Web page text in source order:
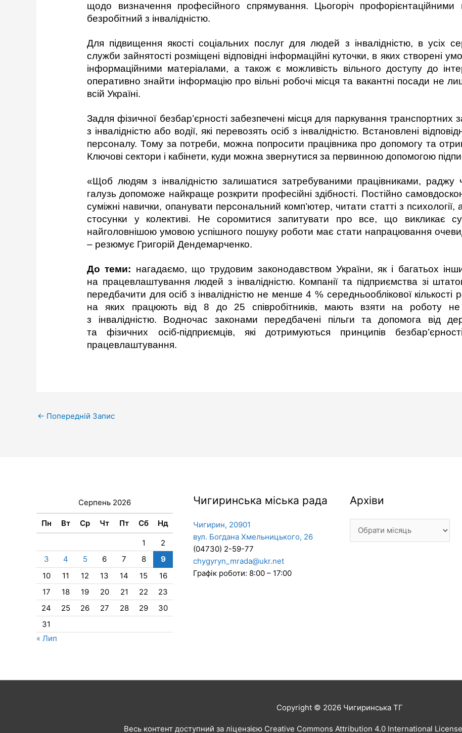
щодо визначення професійного спрямування. Цьогоріч
безробітний з інвалідністю.
Для підвищення якості соціальних послуг для людей з інвалідністю, в усіх
служби зайнятості розміщені відповідні інформаційні куточки, в яких створені
інформаційними матеріалами, а також є можливість вільного доступу до
оперативно знайти інформацію про вільні робочі місця та вакантні посади не
всій Україні.
Задля фізичної безбар’єрності забезпечені місця для паркування транспортних
з інвалідністю або водії, які перевозять осіб з інвалідністю. Встановлені
персоналу. Тому за потреби, можна попросити працівника про допомогу та
Ключові сектори і кабінети, куди можна звернутися за первинною допомогою
«Щоб людям з інвалідністю залишатися затребуваними працівниками, раджу
галузь допоможе найкраще розкрити професійні здібності. Постійно
суміжні навички, опанувати персональний комп’ютер, читати статті з
стосунки у колективі. Не соромитися запитувати про все, що викликає
найголовнішою умовою успішного пошуку роботи має стати напрацювання
– резюмує Григорій Дендемарченко.
До теми: нагадаємо, що трудовим законодавством України, як і багатьох
на працевлаштування людей з інвалідністю. Компанії та підприємства зі
передбачити для осіб з інвалідністю не менше 4 % середньооблікової кількості
на яких працюють від 8 до 25 співробітників, мають взяти на роботу
з інвалідністю. Водночас законами передбачені пільги та допомога від
та фізичних осіб-підприємців, які дотримуються принципів
працевлаштування.
← Попередній Запис
Серпень 2026
Пн Вт Ср Чт Пт Сб Нд
1
2
3
4 5 6 7 8
9
10
11 12 13 14 15
16
17
18 19 20 21 22
23
24
25 26 27 28 29
30
31
« Лип
Чигиринська міська рада
Чигирин, 20901
вул. Богдана Хмельницького, 26
(04730) 2-59-77
chygyryn_mrada@ukr.net
Графік роботи: 8:00 – 17:00
Архіви
Архіви
Copyright © 2026 Чигиринська ТГ
Весь контент доступний за ліцензією Creative Commons Attribution 4.0 International